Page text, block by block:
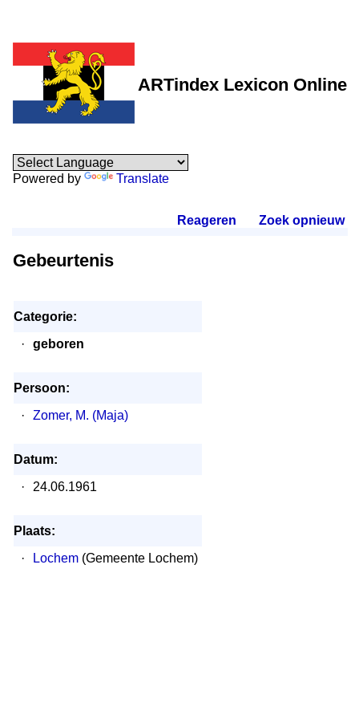
ARTindex Lexicon Online
Powered by Translate
Reageren Zoek opnieuw.
Gebeurtenis
Categorie:
·
geboren
Persoon:
·
Zomer, M. (Maja)
Datum:
·
24.06.1961
Plaats:
·
Lochem(Gemeente Lochem)